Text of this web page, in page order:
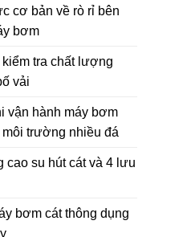
cơ bản về rò rỉ bên
bơm
tra chất lượng
vải
vận hành máy bơm
môi trường nhiều đá
cao su hút cát và 4 lưu
bơm cát thông dụng